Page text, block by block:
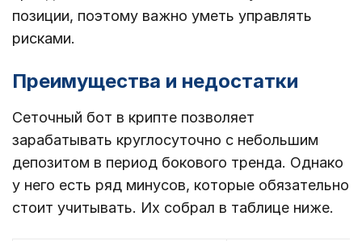
позиции, поэтому важно уметь управлять
рисками.
Преимущества и недостатки
Сеточный бот в крипте позволяет
зарабатывать круглосуточно с небольшим
депозитом в период бокового тренда. Однако
у него есть ряд минусов, которые обязательно
стоит учитывать. Их собрал в таблице ниже.